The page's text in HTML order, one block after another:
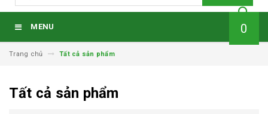
MENU 0
Trang chủ Tất cả sản phẩm
Tất cả sản phẩm